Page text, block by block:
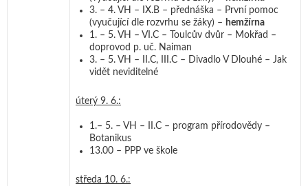
3. – 4. VH – IX.B – přednáška – První pomoc
(vyučující dle rozvrhu se žáky) – hemžírna
1. – 5. VH – VI.C – Toulcův dvůr – Mokřad –
doprovod p. uč. Naiman
3. – 5. VH – II.C, III.C – Divadlo V Dlouhé – Jak
vidět neviditelné
úterý 9. 6.:
1.– 5. – VH – II.C – program přírodovědy –
Botanikus
13.00 – PPP ve škole
středa 10. 6.: